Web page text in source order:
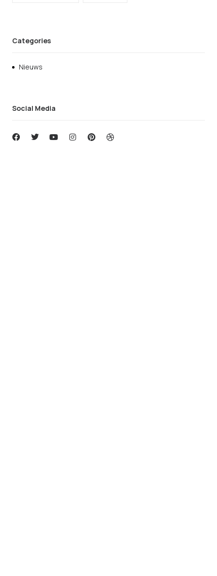
Categories
Nieuws
Social Media